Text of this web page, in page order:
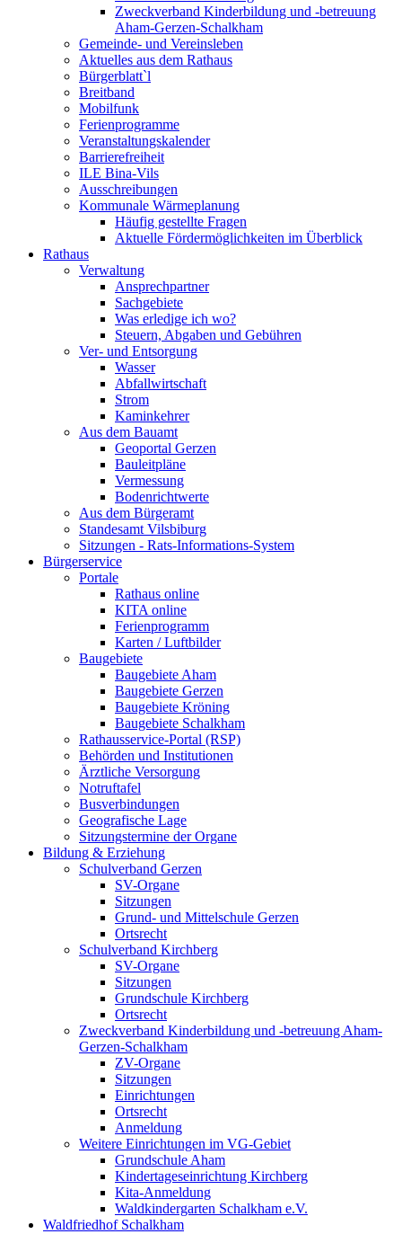
Zweckverband Kinderbildung und -betreuung
Aham-Gerzen-Schalkham
Gemeinde- und Vereinsleben
Aktuelles aus dem Rathaus
Bürgerblatt`l
Breitband
Mobilfunk
Ferienprogramme
Veranstaltungskalender
Barrierefreiheit
ILE Bina-Vils
Ausschreibungen
Kommunale Wärmeplanung
Häufig gestellte Fragen
Aktuelle Fördermöglichkeiten im Überblick
Rathaus
Verwaltung
Ansprechpartner
Sachgebiete
Was erledige ich wo?
Steuern, Abgaben und Gebühren
Ver- und Entsorgung
Wasser
Abfallwirtschaft
Strom
Kaminkehrer
Aus dem Bauamt
Geoportal Gerzen
Bauleitpläne
Vermessung
Bodenrichtwerte
Aus dem Bürgeramt
Standesamt Vilsbiburg
Sitzungen - Rats-Informations-System
Bürgerservice
Portale
Rathaus online
KITA online
Ferienprogramm
Karten / Luftbilder
Baugebiete
Baugebiete Aham
Baugebiete Gerzen
Baugebiete Kröning
Baugebiete Schalkham
Rathausservice-Portal (RSP)
Behörden und Institutionen
Ärztliche Versorgung
Notruftafel
Busverbindungen
Geografische Lage
Sitzungstermine der Organe
Bildung & Erziehung
Schulverband Gerzen
SV-Organe
Sitzungen
Grund- und Mittelschule Gerzen
Ortsrecht
Schulverband Kirchberg
SV-Organe
Sitzungen
Grundschule Kirchberg
Ortsrecht
Zweckverband Kinderbildung und -betreuung Aham-
Gerzen-Schalkham
ZV-Organe
Sitzungen
Einrichtungen
Ortsrecht
Anmeldung
Weitere Einrichtungen im VG-Gebiet
Grundschule Aham
Kindertageseinrichtung Kirchberg
Kita-Anmeldung
Waldkindergarten Schalkham e.V.
Waldfriedhof Schalkham